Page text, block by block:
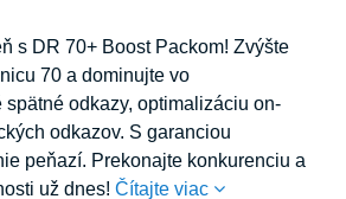
s DR 70+ Boost Packom! Zvýšte
70 a dominujte vo
odkazy, optimalizáciu on-
odkazov. S garanciou
peňazí. Prekonajte konkurenciu a
už dnes!Čítajte viac